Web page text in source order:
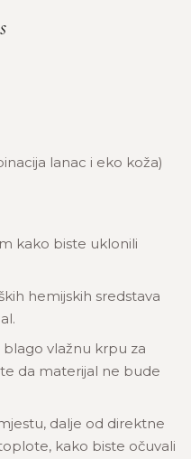
lanac i eko koža)
kako biste uklonili
hemijskih sredstava
vlažnu krpu za
da materijal ne bude
dalje od direktne
kako biste očuvali